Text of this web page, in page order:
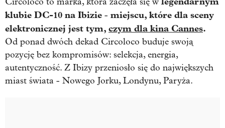
klubie DC-10 na Ibizie - miejscu, które dla sceny
elektronicznej jest tym, czym dla kina Cannes.
Od ponad dwóch dekad Circoloco buduje swoją
pozycję bez kompromisów: selekcja, energia,
autentyczność. Z Ibizy przeniosło się do największych
miast świata - Nowego Jorku, Londynu, Paryża.